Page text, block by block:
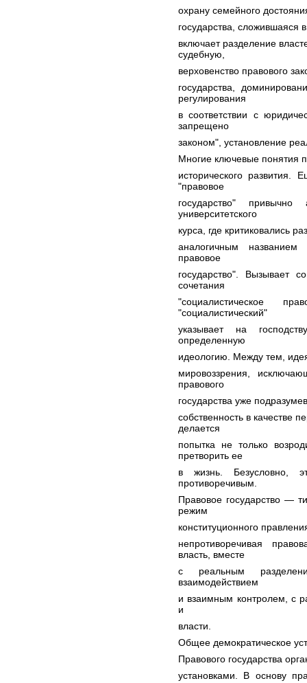
охрану семейного
государства, сложившаяся
включает разделение
судебную,
верховенство правового
государства,
регулирования
в соответствии с
запрещено
законом", установление
Многие ключевые понятия
исторического развития.
"правовое
государство"
университетского
курса, где критиковались
аналогичным названием
правовое
государство". Вызывает
сочетания
"социалистическое
"социалистический"
указывает на
определенную
идеологию. Между тем,
мировоззрения,
правового
государства уже
собственность в качестве
делается
попытка не только
претворить ее
в жизнь. Безусловно,
противоречивым.
Правовое государство —
режим
конституционного
непротиворечивая
власть, вместе
с реальным
взаимодействием
и взаимным контролем, с
и
власти.
Общее демократическое
Правового государства
установками. В основу